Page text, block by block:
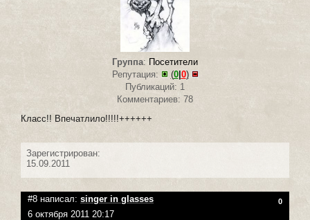
Группа: Посетители
Репутация:
(0|0)
Публикаций: 1
Комментариев: 78
Класс!! Впечатлило!!!!!++++++
Зарегистрирован:
15.09.2011
#8 написал: singer in glasses 0
6 октября 2011 20:17